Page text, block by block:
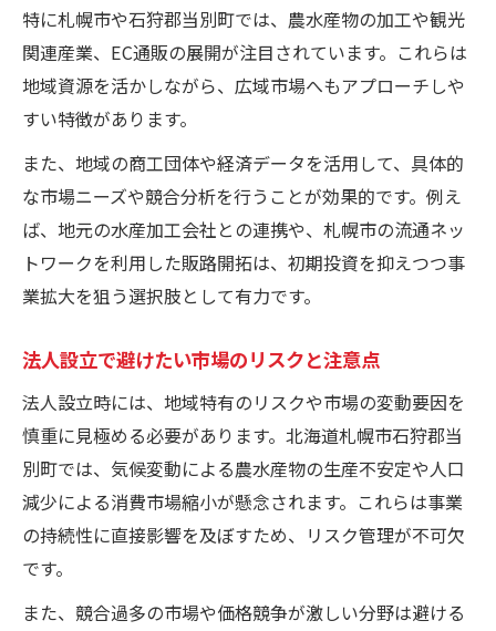
特に札幌市や石狩郡当別町では、農水産物の加工や観光
関連産業、EC通販の展開が注目されています。これらは
地域資源を活かしながら、広域市場へもアプローチしや
すい特徴があります。
また、地域の商工団体や経済データを活用して、具体的
な市場ニーズや競合分析を行うことが効果的です。例え
ば、地元の水産加工会社との連携や、札幌市の流通ネッ
トワークを利用した販路開拓は、初期投資を抑えつつ事
業拡大を狙う選択肢として有力です。
法人設立で避けたい市場のリスクと注意点
法人設立時には、地域特有のリスクや市場の変動要因を
慎重に見極める必要があります。北海道札幌市石狩郡当
別町では、気候変動による農水産物の生産不安定や人口
減少による消費市場縮小が懸念されます。これらは事業
の持続性に直接影響を及ぼすため、リスク管理が不可欠
です。
また、競合過多の市場や価格競争が激しい分野は避ける